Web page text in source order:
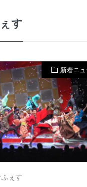
す
新着ニ
ふぇす